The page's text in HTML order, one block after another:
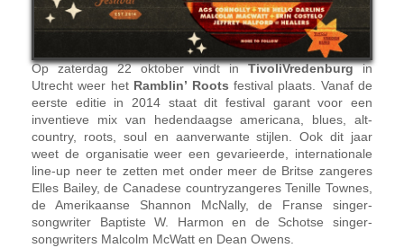
Op zaterdag 22 oktober vindt inTivoliVredenburgin
Utrecht weer het Ramblin’ Roots festival plaats. Vanaf de
eerste editie in 2014 staat dit festival garant voor een
inventieve mix van hedendaagse americana, blues, alt-
country, roots, soul en aanverwante stijlen. Ook dit jaar
weet de organisatie weer een gevarieerde, internationale
line-up neer te zetten met onder meer de Britse zangeres
Elles Bailey, de Canadese countryzangeres Tenille Townes,
de Amerikaanse Shannon McNally, de Franse singer-
songwriter Baptiste W. Harmon en de Schotse singer-
songwriters Malcolm McWatt en Dean Owens.